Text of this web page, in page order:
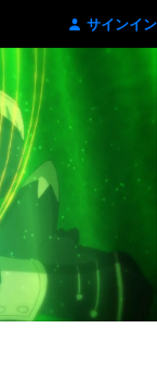
サインイン